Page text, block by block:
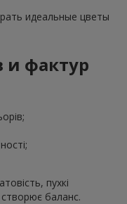
идеальные цветы
и фактур
пухкі
баланс.